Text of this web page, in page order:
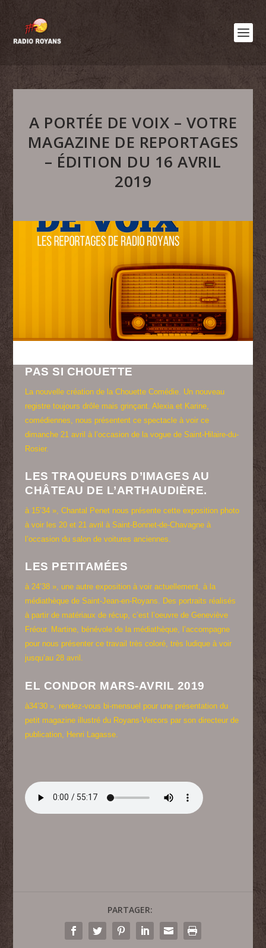
A PORTÉE DE VOIX – VOTRE
MAGAZINE DE REPORTAGES
– ÉDITION DU 16 AVRIL
2019
PAS SI CHOUETTE
La nouvelle création de la Chouette Comédie. Un nouveau
registre toujours drôle mais grinçant. Alexia et Karine,
comédiennes, nous présentent ce spectacle à voir ce
dimanche 21 avril à l’occasion de la vogue de Saint-Hilaire-du-
Rosier.
LES TRAQUEURS D’IMAGES AU
CHÂTEAU DE L’ARTHAUDIÈRE.
à 15’34 », Chantal Penet nous présente cette exposition photo
à voir les 20 et 21 avril à Saint-Bonnet-de-Chavagne à
l’occasion du salon de voitures anciennes.
LES PETITAMÉES
à 24’38 », une autre exposition à voir actuellement, à la
médiathèque de Saint-Jean-en-Royans. Des portraits réalisés
à partir de matériaux de récup, c’est l’oeuvre de Geneviève
Fréour. Martine, bénévole de la médiathèque, l’accompagne
pour nous présenter ce travail très coloré, très ludique à voir
jusqu’au 28 avril.
EL CONDOR MARS-AVRIL 2019
à34’30 », rendez-vous bi-mensuel pour une présentation du
petit magazine illustré du Royans-Vercors par son directeur de
publication, Henri Lagasse.
PARTAGER: